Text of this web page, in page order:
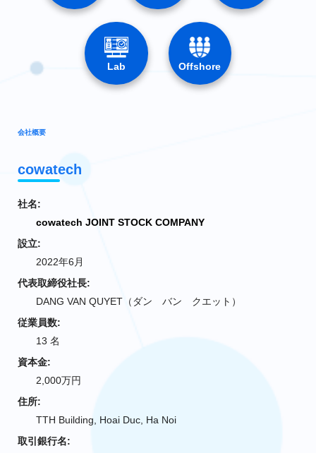
Lab Offshore
会社概要
cowatech
社名:
cowatech JOINT STOCK COMPANY
設立:
2022年6月
代表取締役社長:
DANG VAN QUYET（ダン バン クエット）
従業員数:
13 名
資本金:
2,000万円
住所:
TTH Building, Hoai Duc, Ha Noi
取引銀行名: